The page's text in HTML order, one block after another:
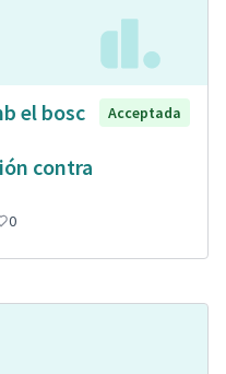
el bosc
contra
Acceptada
0